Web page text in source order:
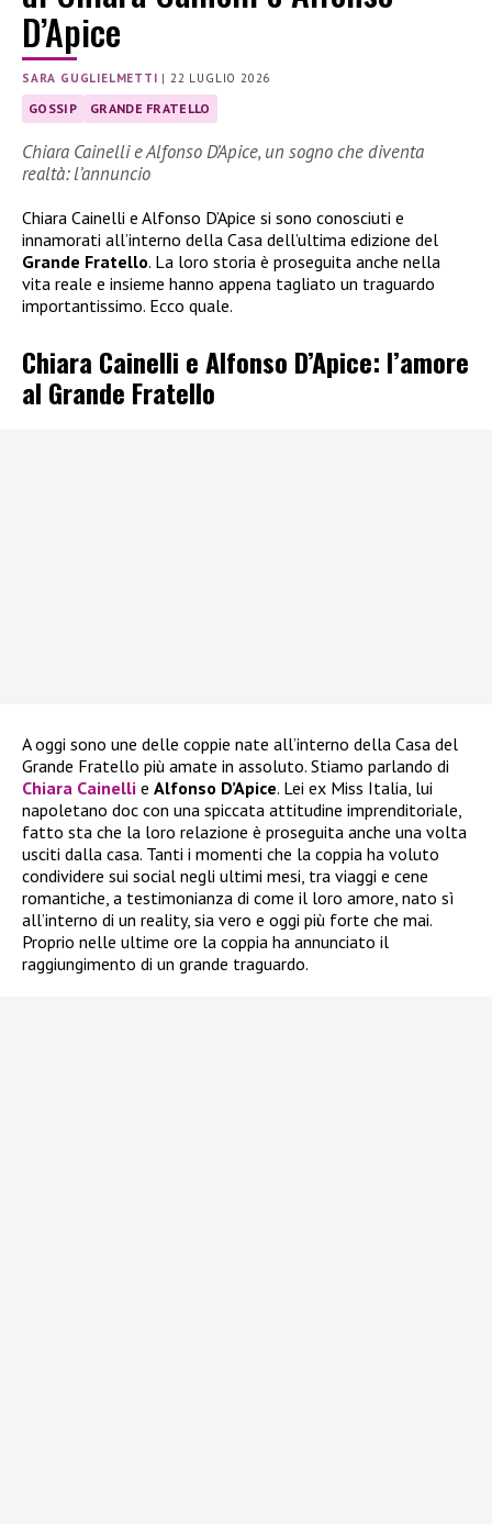
D’Apice
SARA GUGLIELMETTI | 22 LUGLIO 2026
GOSSIP GRANDE FRATELLO
Chiara Cainelli e Alfonso D’Apice, un sogno che diventa
realtà: l’annuncio
Chiara Cainelli e Alfonso D’Apice si sono conosciuti e
innamorati all’interno della Casa dell’ultima edizione del
Grande Fratello. La loro storia è proseguita anche nella
vita reale e insieme hanno appena tagliato un traguardo
importantissimo. Ecco quale.
Chiara Cainelli e Alfonso D’Apice: l’amore
al Grande Fratello
A oggi sono une delle coppie nate all’interno della Casa del
Grande Fratello più amate in assoluto. Stiamo parlando di
Chiara Cainelli e Alfonso D’Apice. Lei ex Miss Italia, lui
napoletano doc con una spiccata attitudine imprenditoriale,
fatto sta che la loro relazione è proseguita anche una volta
usciti dalla casa. Tanti i momenti che la coppia ha voluto
condividere sui social negli ultimi mesi, tra viaggi e cene
romantiche, a testimonianza di come il loro amore, nato sì
all’interno di un reality, sia vero e oggi più forte che mai.
Proprio nelle ultime ore la coppia ha annunciato il
raggiungimento di un grande traguardo.